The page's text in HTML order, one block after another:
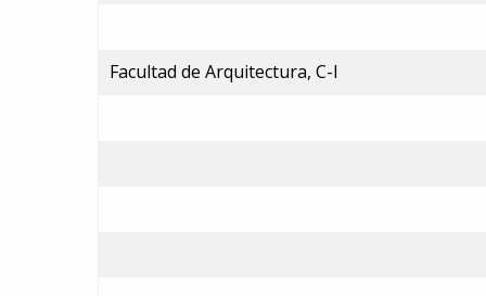
Facultad de Arquitectura, C-I